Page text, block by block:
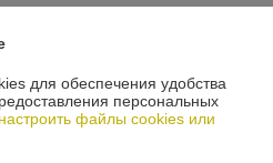
для обеспечения удобства
персональных
файлы cookies или